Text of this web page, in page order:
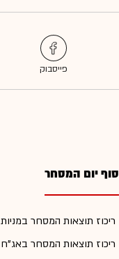
סוף יום המסחר
ריכוז תוצאות המסחר במניות
ריכוז תוצאות המסחר באג"ח